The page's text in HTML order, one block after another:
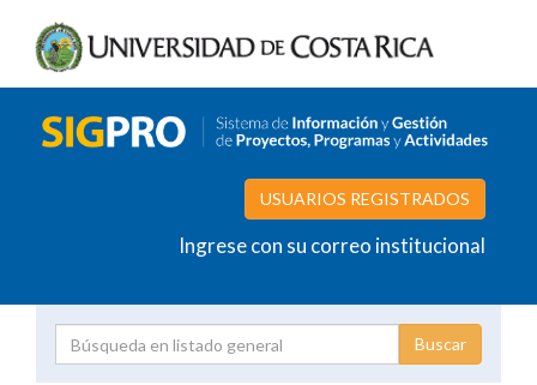
USUARIOS REGISTRADOS
Ingrese con su correo institucional